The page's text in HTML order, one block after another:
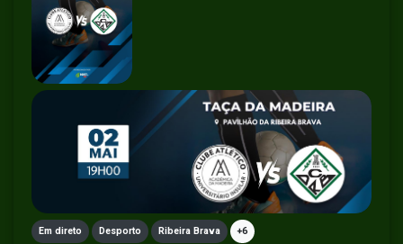
Em direto Desporto Ribeira Brava +6